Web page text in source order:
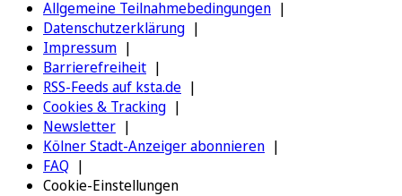
Allgemeine Teilnahmebedingungen
Datenschutzerklärung
Impressum
Barrierefreiheit
RSS-Feeds auf ksta.de
Cookies & Tracking
Newsletter
Kölner Stadt-Anzeiger abonnieren
FAQ
Cookie-Einstellungen